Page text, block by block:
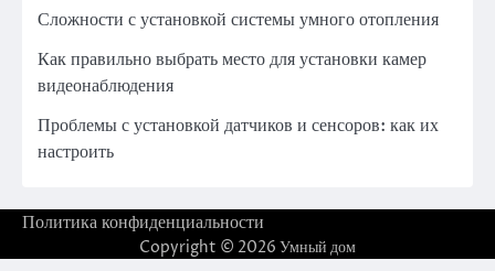
Сложности с установкой системы умного отопления
Как правильно выбрать место для установки камер
видеонаблюдения
Проблемы с установкой датчиков и сенсоров: как их
настроить
Политика конфиденциальности
Copyright © 2026 Умный дом